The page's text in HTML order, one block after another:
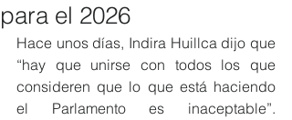
para el 2026
Hace unos días, Indira Huillca dijo que
“hay que unirse con todos los que
consideren que lo que está haciendo
el Parlamento es inaceptable”.